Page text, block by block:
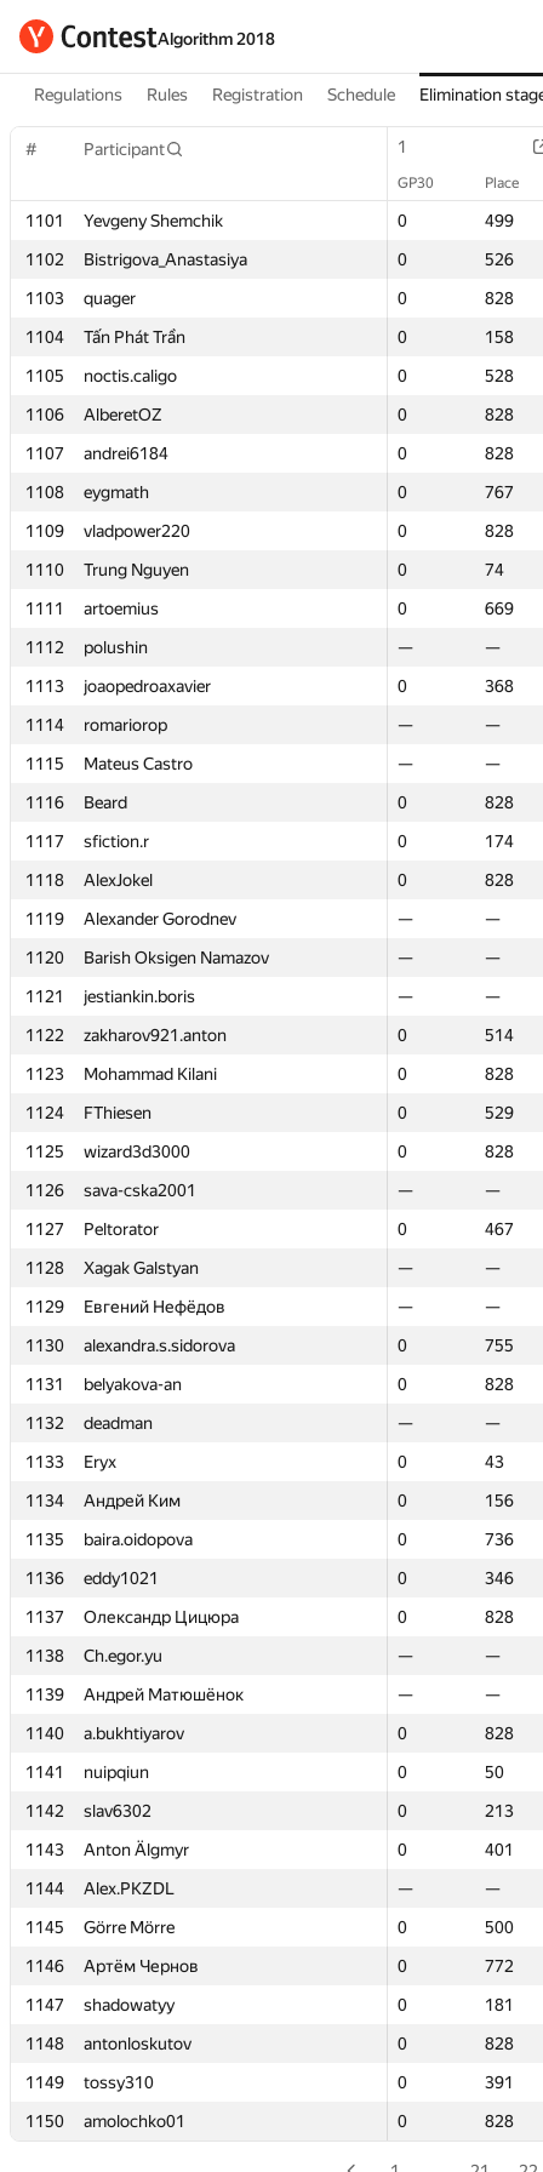
Algorithm 2018
Regulations Rules Registration Schedule Elimination
# Participant 1
GP30 Place
1101 Yevgeny Shemchik 0
499
1102
Bistrigova_Anastasiya 0
526
1103
quager 0
828
1104
Tấn Phát Trần 0
158
1105
noctis.caligo 0
528
1106
AlberetOZ 0
828
1107
andrei6184 0
828
1108
eygmath 0
767
1109
vladpower220 0
828
1110
Trung Nguyen 0
74
1111
artoemius 0
669
1112
polushin —
—
1113
joaopedroaxavier 0
368
1114
romariorop —
—
1115
Mateus Castro —
—
1116
Beard 0
828
1117
sfiction.r 0
174
1118
AlexJokel 0
828
1119
Alexander Gorodnev —
—
1120
Barish Oksigen Namazov —
—
1121
jestiankin.boris —
—
1122
zakharov921.anton 0
514
1123
Mohammad Kilani 0
828
1124
FThiesen 0
529
1125
wizard3d3000 0
828
1126
sava-cska2001 —
—
1127
Peltorator 0
467
1128
Xagak Galstyan —
—
1129
Евгений Нефёдов —
—
1130
alexandra.s.sidorova 0
755
1131
belyakova-an 0
828
1132
deadman —
—
1133
Eryx 0
43
1134
Андрей Ким 0
156
1135
baira.oidopova 0
736
1136
eddy1021 0
346
1137
Олександр Цицюра 0
828
1138
Ch.egor.yu —
—
1139
Андрей Матюшёнок —
—
1140
a.bukhtiyarov 0
828
1141
nuipqiun 0
50
1142
slav6302 0
213
1143
Anton Älgmyr 0
401
1144
Alex.PKZDL —
—
1145
Görre Mörre 0
500
1146
Артём Чернов 0
772
1147
shadowatyy 0
181
1148
antonloskutov 0
828
1149
tossy310 0
391
1150
amolochko01 0 828
# Participant 1
GP30 Place
1101 Yevgeny Shemchik 0
499
1102
Bistrigova_Anastasiya 0
526
1103
quager 0
828
1104
Tấn Phát Trần 0
158
1105
noctis.caligo 0
528
1106
AlberetOZ 0
828
1107
andrei6184 0
828
1108
eygmath 0
767
1109
vladpower220 0
828
1110
Trung Nguyen 0
74
1111
artoemius 0
669
1112
polushin —
—
1113
joaopedroaxavier 0
368
1114
romariorop —
—
1115
Mateus Castro —
—
1116
Beard 0
828
1117
sfiction.r 0
174
1118
AlexJokel 0
828
1119
Alexander Gorodnev —
—
1120
Barish Oksigen Namazov —
—
1121
jestiankin.boris —
—
1122
zakharov921.anton 0
514
1123
Mohammad Kilani 0
828
1124
FThiesen 0
529
1125
wizard3d3000 0
828
1126
sava-cska2001 —
—
1127
Peltorator 0
467
1128
Xagak Galstyan —
—
1129
Евгений Нефёдов —
—
1130
alexandra.s.sidorova 0
755
1131
belyakova-an 0
828
1132
deadman —
—
1133
Eryx 0
43
1134
Андрей Ким 0
156
1135
baira.oidopova 0
736
1136
eddy1021 0
346
1137
Олександр Цицюра 0
828
1138
Ch.egor.yu —
—
1139
Андрей Матюшёнок —
—
1140
a.bukhtiyarov 0
828
1141
nuipqiun 0
50
1142
slav6302 0
213
1143
Anton Älgmyr 0
401
1144
Alex.PKZDL —
—
1145
Görre Mörre 0
500
1146
Артём Чернов 0
772
1147
shadowatyy 0
181
1148
antonloskutov 0
828
1149
tossy310 0
391
1150
amolochko01 0 828